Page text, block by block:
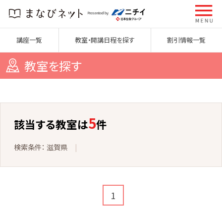
講座一覧 教室・開講日程を探す 割引情報一覧
教室を探す
該当する教室は5件
滋賀県
1